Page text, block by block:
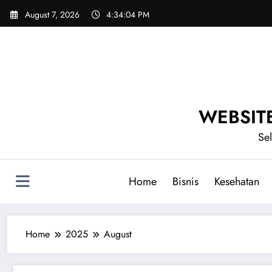
Skip
August 7, 2026 4:34:05 PM
Home Bisnis Kesehatan
Home 2025 August